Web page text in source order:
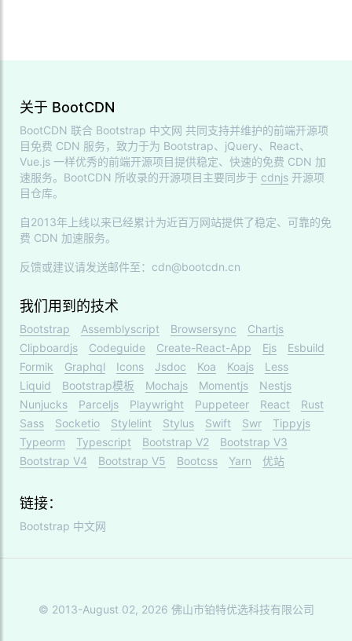
关于 BootCDN
BootCDN 联合 Bootstrap 中文网 共同支持并维护的前端开源项
目免费 CDN 服务，致力于为 Bootstrap、jQuery、React、
Vue.js 一样优秀的前端开源项目提供稳定、快速的免费 CDN 加
速服务。BootCDN 所收录的开源项目主要同步于 cdnjs 开源项
目仓库。
自2013年上线以来已经累计为近百万网站提供了稳定、可靠的免
费 CDN 加速服务。
反馈或建议请发送邮件至：cdn@bootcdn.cn
我们用到的技术
Bootstrap Assemblyscript Browsersync
Chartjs
Clipboardjs
Codeguide Create-React-App Ejs
Esbuild
Formik
Graphql Icons Jsdoc Koa Koajs
Less
Liquid
Bootstrap模板 Mochajs Momentjs
Nestjs
Nunjucks
Parceljs Playwright Puppeteer React
Rust
Sass
Socketio Stylelint Stylus Swift Swr
Tippyjs
Typeorm
Typescript Bootstrap V2
Bootstrap V3
Bootstrap V4
Bootstrap V5 Bootcss Yarn 优站
链接：
Bootstrap 中文网
© 2013-August 02, 2026 佛山市铂特优选科技有限公司